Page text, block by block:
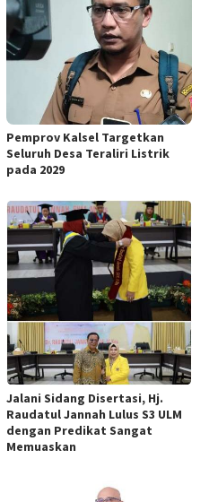
Pemprov Kalsel Targetkan
Seluruh Desa Teraliri Listrik
pada 2029
Jalani Sidang Disertasi, Hj.
Raudatul Jannah Lulus S3 ULM
dengan Predikat Sangat
Memuaskan